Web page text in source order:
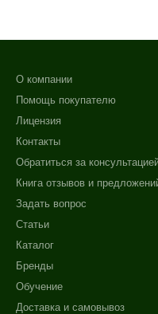
О компании
Помощь покупателю
Лицензия
Контакты
Обратиться за
Книга отзывов и
Задать вопрос
Статьи
Каталог
Бренды
Обучение
Доставка и самовывоз